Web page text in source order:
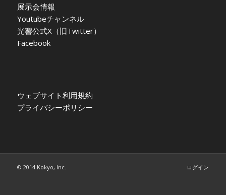
展示会情報
Youtubeチャンネル
光響公式X（旧Twitter）
Facebook
ウェブサイト利用規約
プライバシーポリシー
© 2014 Kokyo, Inc. ログイン